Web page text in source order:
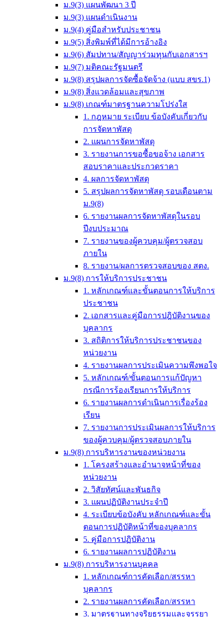
ม.9(3) แผนพัฒนา 3 ปี
ม.9(3) แผนดำเนินงาน
ม.9(4) คู่มือสำหรับประชาชน
ม.9(5) สิ่งพิมพ์ที่ได้มีการอ้างอิง
ม.9(6) สัมปทาน/สัญญาร่วมทุนกับเอกสารฯ
ม.9(7) มติคณะรัฐมนตรี
ม.9(8) สรุปผลการจัดซื้อจัดจ้าง (แบบ สขร.1)
ม.9(8) สิ่งแวดล้อมและสุขภาพ
ม.9(8) เกณฑ์มาตรฐานความโปร่งใส
1. กฎหมาย ระเบียบ ข้อบังคับเกี่ยวกับ
การจัดหาพัสดุ
2. แผนการจัดหาพัสดุ
3. รายงานการขอซื้อขอจ้าง เอกสาร
สอบราคาและประกวดราคา
4. ผลการจัดหาพัสดุ
5. สรุปผลการจัดหาพัสดุ รอบเดือนตาม
ม.9(8)
6. รายงานผลการจัดหาพัสดุในรอบ
ปีงบประมาณ
7. รายงานของผู้ควบคุม/ผู้ตรวจสอบ
ภายใน
8. รายงาน/ผลการตรวจสอบของ สตง.
ม.9(8) การให้บริการประชาชน
1. หลักเกณฑ์และขั้นตอนการให้บริการ
ประชาชน
2. เอกสารและคู่มือการปฎิบัติงานของ
บุคลากร
3. สถิติการให้บริการประชาชนของ
หน่วยงาน
4. รายงานผลการประเมินความพึงพอใจ
5. หลักเกณฑ์/ขั้นตอนการแก้ปัญหา
กรณีการร้องเรียนการให้บริการ
6. รายงานผลการดำเนินการเรื่องร้อง
เรียน
7. รายงานการประเมินผลการให้บริการ
ของผู้ควบคุม/ผู้ตรวจสอบภายใน
ม.9(8) การบริหารงานของหน่วยงาน
1. โครงสร้างและอำนาจหน้าที่ของ
หน่วยงาน
2. วิสัยทัศน์และพันธกิจ
3. แผนปฏิบัติงานประจำปี
4. ระเบียบข้อบังคับ หลักเกณฑ์และขั้น
ตอนการปฏิบัติหน้าที่ของบุคลากร
5. คู่มือการปฏิบัติงาน
6. รายงานผลการปฏิบัติงาน
ม.9(8) การบริหารงานบุคคล
1. หลักเกณฑ์การคัดเลือก/สรรหา
บุคลากร
2. รายงานผลการคัดเลือก/สรรหา
3. มาตรฐานทางจริยธรรมและจรรยา